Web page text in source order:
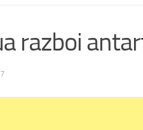
razboi